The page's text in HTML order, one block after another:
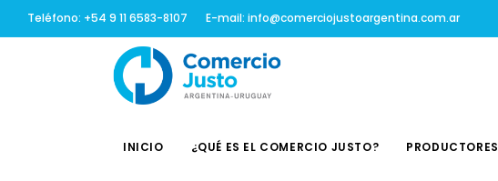
Teléfono: +54 9 11 6583-8107 E-mail: info@comerciojustoargentina.com.ar
INICIO ¿QUÉ ES EL COMERCIO JUSTO? PRODUCTORES